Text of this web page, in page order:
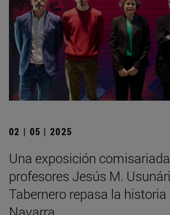
02 | 05 | 2025
Una exposición
profesores Jesús M.
Tabernero repasa la